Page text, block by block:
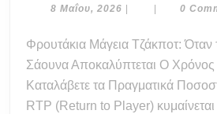
8 Μαΐου, 2026 8| | 0
Φρουτάκια Μάγεια Τζάκποτ: Όταν το Πακέτο Μπλε
Σάουνα Αποκαλύπτεται Ο Χρόνος
Καταλάβετε τα Πραγματικά
RTP (Return to Player)